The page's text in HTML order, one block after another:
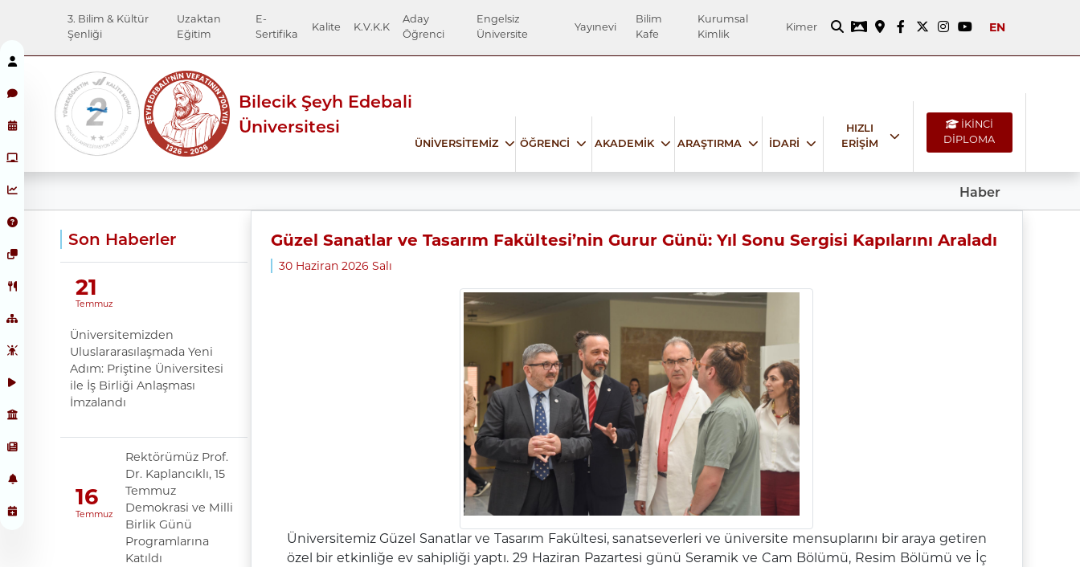
3. Bilim & Kültür
Şenliği
Uzaktan
Eğitim
E-
Sertifika
Kalite K.V.K.K
Aday
Öğrenci
Engelsiz
Üniversite
Yayınevi
Bilim
Kafe
Kurumsal
Kimlik
Kimer EN
Bilecik Şeyh Edebali
Üniversitesi
ÜNİVERSİTEMİZ ÖĞRENCİ AKADEMİK ARAŞTIRMA İDARİ
HIZLI
ERİŞİM
İKİNCİ
DİPLOMA
Haber
Son Haberler
21
Temmuz
Üniversitemizden
Uluslararasılaşmada Yeni
Adım: Priştine Üniversitesi
ile İş Birliği Anlaşması
İmzalandı
16
Temmuz
Rektörümüz Prof.
Dr. Kaplancıklı, 15
Temmuz
Demokrasi ve Milli
Birlik Günü
Programlarına
Katıldı
Güzel Sanatlar ve Tasarım Fakültesi’nin Gurur Günü: Yıl Sonu Sergisi Kapılarını Araladı
30 Haziran 2026 Salı
Üniversitemiz Güzel Sanatlar ve Tasarım Fakültesi, sanatseverleri ve üniversite mensuplarını bir araya getiren
özel bir etkinliğe ev sahipliği yaptı. 29 Haziran Pazartesi günü Seramik ve Cam Bölümü, Resim Bölümü ve İç